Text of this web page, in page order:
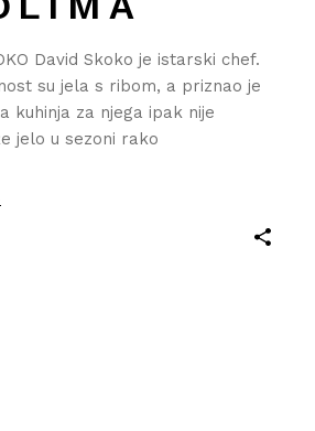
David Skoko je istarski chef.
su jela s ribom, a priznao je
kuhinja za njega ipak nije
jelo u sezoni rako